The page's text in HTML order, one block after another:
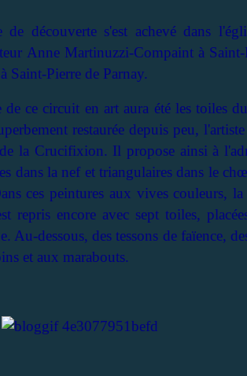
découverte s'est achevé dans
Anne Martinuzzi-Compaint à
Saint-Pierre de Parnay.
ce circuit en art aura été les toiles
restaurée depuis peu,
la Crucifixion. Il propose ainsi à
dans la nef et triangulaires dans le
ces peintures aux vives couleurs,
repris encore avec sept toiles,
Au-dessous, des tessons de faïence,
et aux marabouts.